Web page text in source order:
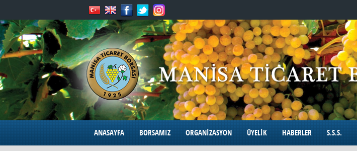
ANASAYFA BORSAMIZ ORGANİZASYON ÜYELİK HABERLER S.S.S.